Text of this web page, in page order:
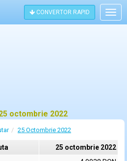
CONVERTOR RAPID
octombrie 2022
25 Octombrie 2022
25 octombrie 2022